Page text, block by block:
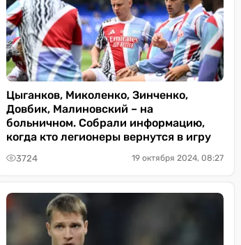
Цыганков, Миколенко, Зинченко,
Довбик, Малиновский – на
больничном. Собрали информацию,
когда кто легионеры вернутся в игру
3724 19 октября 2024, 08:27